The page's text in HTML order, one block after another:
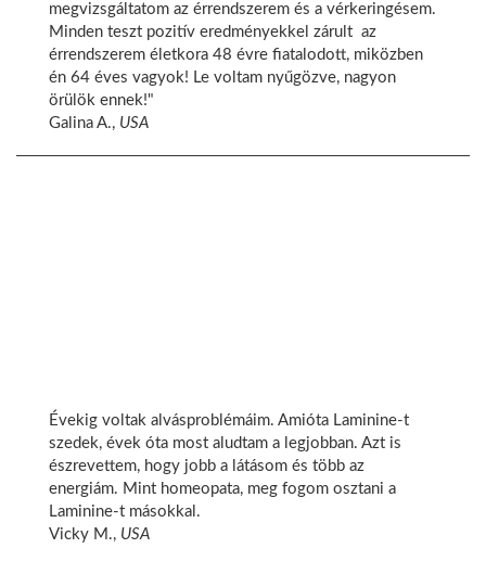
megvizsgáltatom az érrendszerem és a vérkeringésem.
Minden teszt pozitív eredményekkel zárult  az
érrendszerem életkora 48 évre fiatalodott, miközben
én 64 éves vagyok! Le voltam nyűgözve, nagyon
örülök ennek!"
Galina A., USA
Évekig voltak alvásproblémáim. Amióta Laminine-t
szedek, évek óta most aludtam a legjobban. Azt is
észrevettem, hogy jobb a látásom és több az
energiám. Mint homeopata, meg fogom osztani a
Laminine-t másokkal.
Vicky M., USA